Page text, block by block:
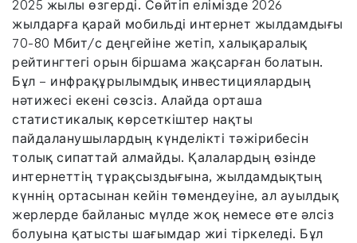
2025 жылы өзгерді. Сөйтіп елімізде 2026
жылдарға қарай мобильді интернет жылдамдығы
70-80 Мбит/с деңгейіне жетіп, халықаралық
рейтингтегі орын біршама жақсарған болатын.
Бұл – инфрақұрылымдық инвестициялардың
нәтижесі екені сөзсіз. Алайда орташа
статистикалық көрсеткіштер нақты
пайдаланушылардың күнделікті тәжірибесін
толық сипаттай алмайды. Қалалардың өзінде
интернеттің тұрақсыздығына, жылдамдықтың
күннің ортасынан кейін төмендеуіне, ал ауылдық
жерлерде байланыс мүлде жоқ немесе өте әлсіз
болуына қатысты шағымдар жиі тіркеледі. Бұл